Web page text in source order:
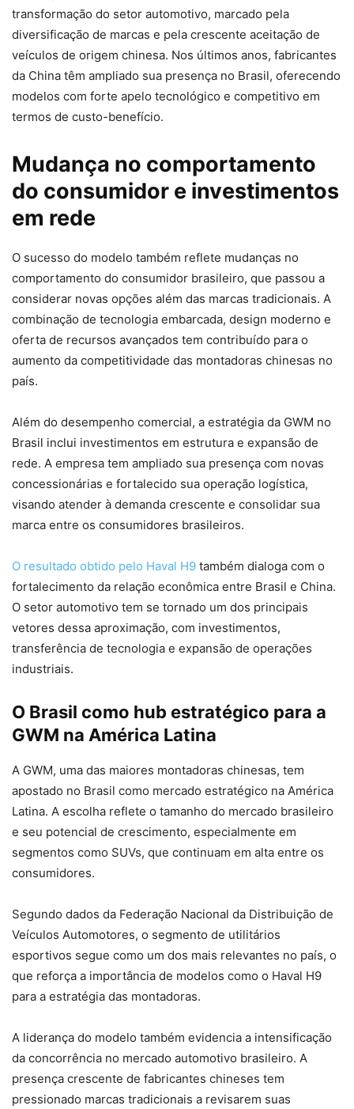
transformação do setor automotivo, marcado pela
diversificação de marcas e pela crescente aceitação de
veículos de origem chinesa. Nos últimos anos, fabricantes
da China têm ampliado sua presença no Brasil, oferecendo
modelos com forte apelo tecnológico e competitivo em
termos de custo-benefício.
Mudança no comportamento
do consumidor e investimentos
em rede
O sucesso do modelo também reflete mudanças no
comportamento do consumidor brasileiro, que passou a
considerar novas opções além das marcas tradicionais. A
combinação de tecnologia embarcada, design moderno e
oferta de recursos avançados tem contribuído para o
aumento da competitividade das montadoras chinesas no
país.
Além do desempenho comercial, a estratégia da GWM no
Brasil inclui investimentos em estrutura e expansão de
rede. A empresa tem ampliado sua presença com novas
concessionárias e fortalecido sua operação logística,
visando atender à demanda crescente e consolidar sua
marca entre os consumidores brasileiros.
O resultado obtido pelo Haval H9 também dialoga com o
fortalecimento da relação econômica entre Brasil e China.
O setor automotivo tem se tornado um dos principais
vetores dessa aproximação, com investimentos,
transferência de tecnologia e expansão de operações
industriais.
O Brasil como hub estratégico para a
GWM na América Latina
A GWM, uma das maiores montadoras chinesas, tem
apostado no Brasil como mercado estratégico na América
Latina. A escolha reflete o tamanho do mercado brasileiro
e seu potencial de crescimento, especialmente em
segmentos como SUVs, que continuam em alta entre os
consumidores.
Segundo dados da Federação Nacional da Distribuição de
Veículos Automotores, o segmento de utilitários
esportivos segue como um dos mais relevantes no país, o
que reforça a importância de modelos como o Haval H9
para a estratégia das montadoras.
A liderança do modelo também evidencia a intensificação
da concorrência no mercado automotivo brasileiro. A
presença crescente de fabricantes chineses tem
pressionado marcas tradicionais a revisarem suas